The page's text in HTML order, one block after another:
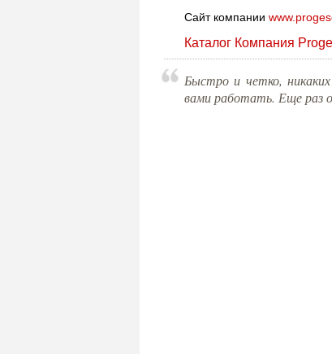
Сайт компании
Каталог Компания
Быстро и четко,
вами работать. Еще раз